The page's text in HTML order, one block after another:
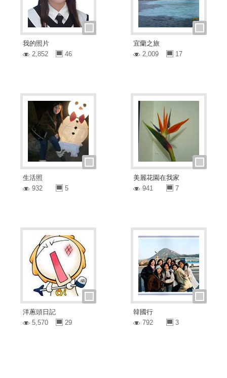
我的照片
2,852
46
宜蘭之旅
2,009
17
生活照
932
5
美麗花園在我家
941
7
洋蔥頭日記
5,570
29
韓國行
792
3